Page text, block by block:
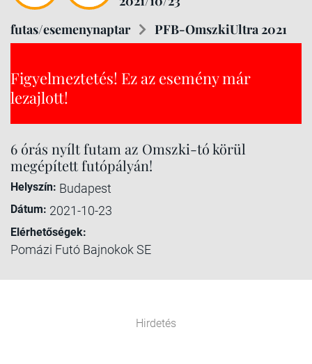
futas/esemenynaptar
PFB-OmszkiUltra 2021
Figyelmeztetés! Ez az esemény már
lezajlott!
6 órás nyílt futam az Omszki-tó körül
megépített futópályán!
Helyszín: Budapest
Dátum: 2021-10-23
Elérhetőségek:
Pomázi Futó Bajnokok SE
Hirdetés